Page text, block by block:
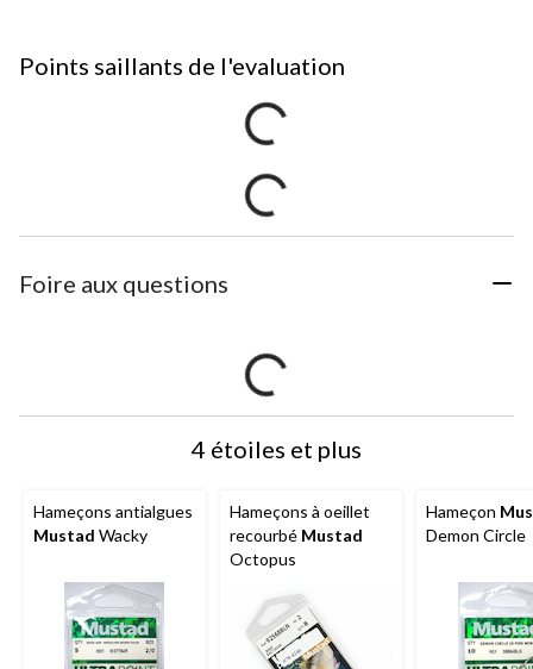
Points saillants de l'evaluation
Foire aux questions
4 étoiles et plus
Hameçons antialgues
Mustad Wacky
Hameçons à oeillet
recourbé Mustad
Octopus
Hameçon
Demon Circle